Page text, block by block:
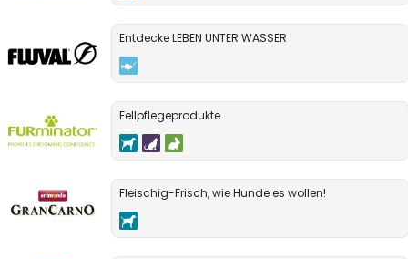
Entdecke LEBEN UNTER WASSER
Fellpflegeprodukte
Fleischig-Frisch, wie Hunde es wollen!